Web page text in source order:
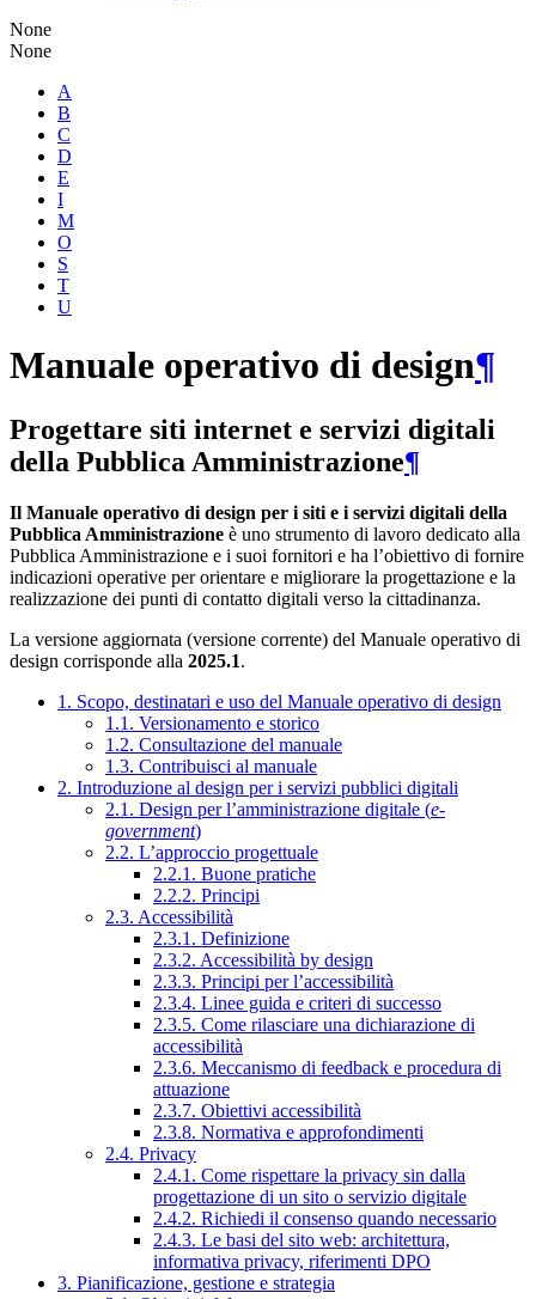
None
None
A
B
C
D
E
I
M
O
S
T
U
Manuale operativo di design¶
Progettare siti internet e servizi digitali
della Pubblica Amministrazione¶
Il Manuale operativo di design per i siti e i servizi digitali della
Pubblica Amministrazione è uno strumento di lavoro dedicato alla
Pubblica Amministrazione e i suoi fornitori e ha l’obiettivo di fornire
indicazioni operative per orientare e migliorare la progettazione e la
realizzazione dei punti di contatto digitali verso la cittadinanza.
La versione aggiornata (versione corrente) del Manuale operativo di
design corrisponde alla 2025.1.
1. Scopo, destinatari e uso del Manuale operativo di design
1.1. Versionamento e storico
1.2. Consultazione del manuale
1.3. Contribuisci al manuale
2. Introduzione al design per i servizi pubblici digitali
2.1. Design per l’amministrazione digitale (e-
government)
2.2. L’approccio progettuale
2.2.1. Buone pratiche
2.2.2. Principi
2.3. Accessibilità
2.3.1. Definizione
2.3.2. Accessibilità by design
2.3.3. Principi per l’accessibilità
2.3.4. Linee guida e criteri di successo
2.3.5. Come rilasciare una dichiarazione di
accessibilità
2.3.6. Meccanismo di feedback e procedura di
attuazione
2.3.7. Obiettivi accessibilità
2.3.8. Normativa e approfondimenti
2.4. Privacy
2.4.1. Come rispettare la privacy sin dalla
progettazione di un sito o servizio digitale
2.4.2. Richiedi il consenso quando necessario
2.4.3. Le basi del sito web: architettura,
informativa privacy, riferimenti DPO
3. Pianificazione, gestione e strategia